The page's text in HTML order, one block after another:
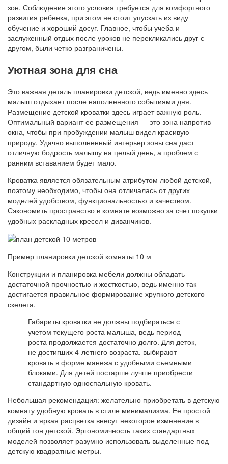
зон. Соблюдение этого условия требуется для комфортного
развития ребенка, при этом не стоит упускать из виду
обучение и хороший досуг. Главное, чтобы учеба и
заслуженный отдых после уроков не перекликались друг с
другом, были четко разграничены.
Уютная зона для сна
Это важная деталь планировки детской, ведь именно здесь
малыш отдыхает после наполненного событиями дня.
Размещение детской кроватки здесь играет важную роль.
Оптимальный вариант ее размещения — это зона напротив
окна, чтобы при пробуждении малыш видел красивую
природу. Удачно выполненный интерьер зоны сна даст
отличную бодрость малышу на целый день, а проблем с
ранним вставанием будет мало.
Кроватка является обязательным атрибутом любой детской,
поэтому необходимо, чтобы она отличалась от других
моделей удобством, функциональностью и качеством.
Сэкономить пространство в комнате возможно за счет покупки
удобных раскладных кресел и диванчиков.
Пример планировки детской комнаты 10 м
Конструкции и планировка мебели должны обладать
достаточной прочностью и жесткостью, ведь именно так
достигается правильное формирование хрупкого детского
скелета.
Габариты кроватки не должны подбираться с
учетом текущего роста малыша, ведь период
роста продолжается достаточно долго. Для деток,
не достигших 4-летнего возраста, выбирают
кровать в форме манежа с удобными съемными
блоками. Для детей постарше лучше приобрести
стандартную односпальную кровать.
Небольшая рекомендация: желательно приобретать в детскую
комнату удобную кровать в стиле минимализма. Ее простой
дизайн и яркая расцветка внесут некоторое изменение в
общий тон детской. Эргономичность таких стандартных
моделей позволяет разумно использовать выделенные под
детскую квадратные метры.